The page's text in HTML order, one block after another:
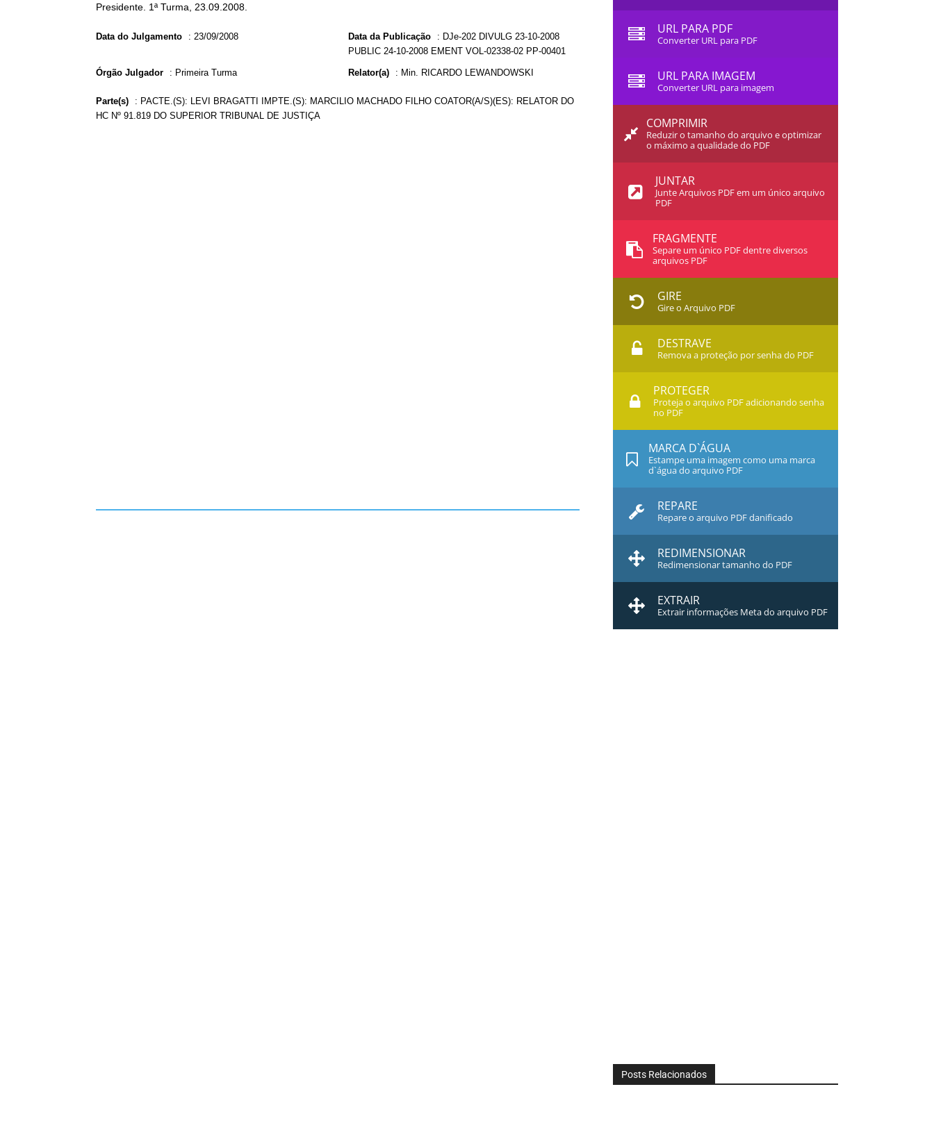
Presidente. 1ª Turma, 23.09.2008.
Data do Julgamento : 23/09/2008 Data da Publicação : DJe-202 DIVULG 23-10-2008
PUBLIC 24-10-2008 EMENT VOL-02338-02 PP-00401
Órgão Julgador : Primeira Turma Relator(a) : Min. RICARDO LEWANDOWSKI
Parte(s) : PACTE.(S): LEVI BRAGATTI IMPTE.(S): MARCILIO MACHADO FILHO COATOR(A/S)(ES): RELATOR DO
HC Nº 91.819 DO SUPERIOR TRIBUNAL DE JUSTIÇA
URL PARA PDF
Converter URL para PDF
URL PARA IMAGEM
Converter URL para imagem
COMPRIMIR
Reduzir o tamanho do arquivo e optimizar
o máximo a qualidade do PDF
JUNTAR
Junte Arquivos PDF em um único arquivo
PDF
FRAGMENTE
Separe um único PDF dentre diversos
arquivos PDF
GIRE
Gire o Arquivo PDF
DESTRAVE
Remova a proteção por senha do PDF
PROTEGER
Proteja o arquivo PDF adicionando senha
no PDF
MARCA D`ÁGUA
Estampe uma imagem como uma marca
d`água do arquivo PDF
REPARE
Repare o arquivo PDF danificado
REDIMENSIONAR
Redimensionar tamanho do PDF
EXTRAIR
Extrair informações Meta do arquivo PDF
Posts Relacionados